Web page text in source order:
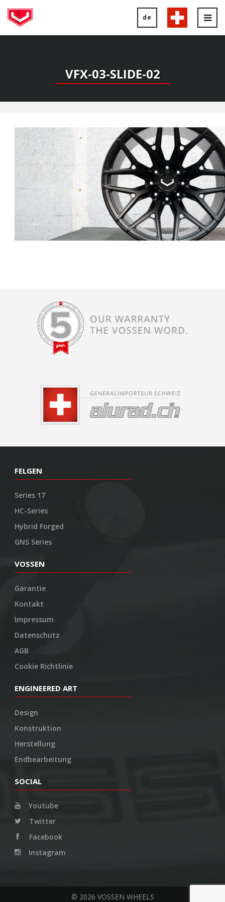
de
VFX-03-SLIDE-02
FELGEN
Series 17
HC-Series
Hybrid Forged
GNS Series
VOSSEN
Garantie
Kontakt
Impressum
Datenschutz
AGB
Cookie Richtlinie
ENGINEERED ART
Design
Konstruktion
Herstellung
Endbearbeitung
SOCIAL
Youtube
Twitter
Facebook
Instagram
© 2026 VOSSEN WHEELS